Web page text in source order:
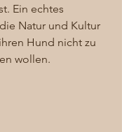
Ein echtes
Natur und Kultur
Hund nicht zu
wollen.